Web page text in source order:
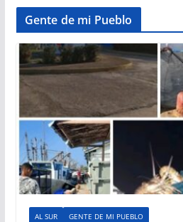
Gente de mi Pueblo
AL SUR GENTE DE MI PUEBLO